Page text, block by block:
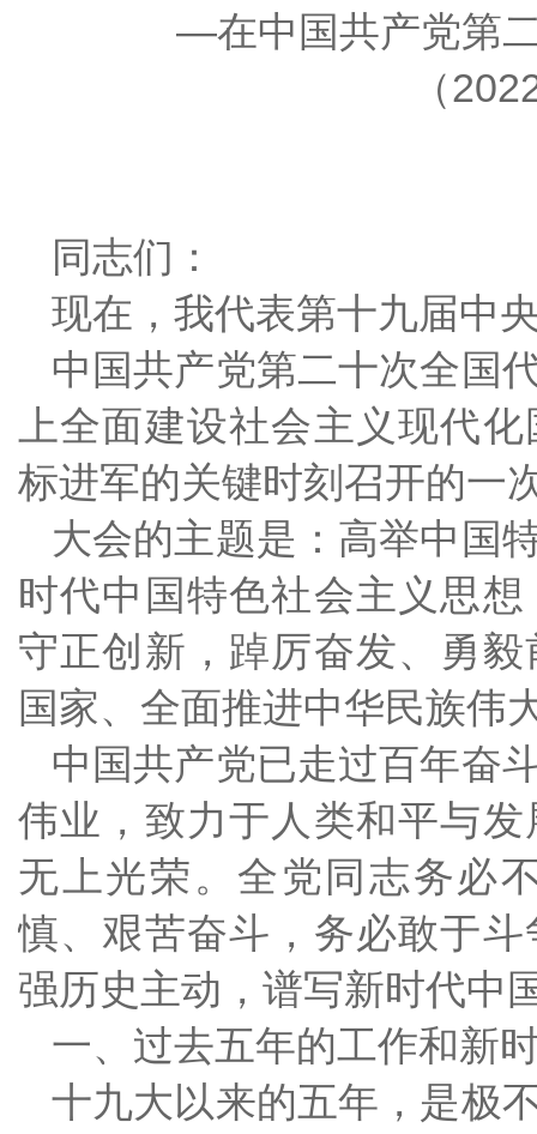
—在中国共产党第
（
同志们：
现在，我代表第十九届中
中国共产党第二十次全国
上全面建设社会主义现代
标进军的关键时刻召开的一
大会的主题是：高举中国
时代中国特色社会主义思
守正创新，踔厉奋发、勇
国家、全面推进中华民族伟
中国共产党已走过百年奋
伟业，致力于人类和平与
无上光荣。全党同志务必
慎、艰苦奋斗，务必敢于
强历史主动，谱写新时代中
一、过去五年的工作和新
十九大以来的五年，是极